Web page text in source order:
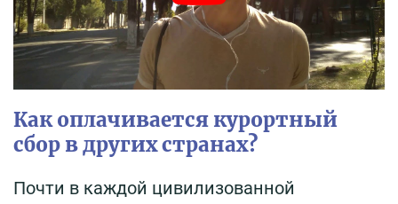
Как оплачивается курортный
сбор в других странах?
Почти в каждой цивилизованной